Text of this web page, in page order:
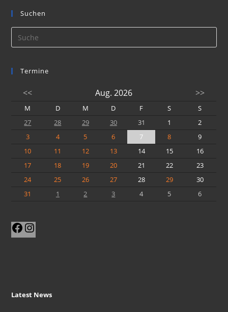
Suchen
Termine
<< Aug. 2026 >>
M D M D F S
S
27
28 29 30 31 1
2
3
4 5 6 7 8
9
10
11 12 13 14 15
16
17
18 19 20 21 22
23
24
25 26 27 28 29
30
31
1 2 3 4 5 6
Facebook
Latest News